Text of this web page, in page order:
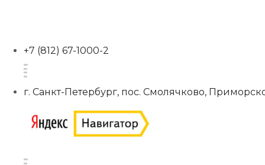
+7 (812) 67-1000-2
г. Санкт-Петербург, пос. Смолячково,